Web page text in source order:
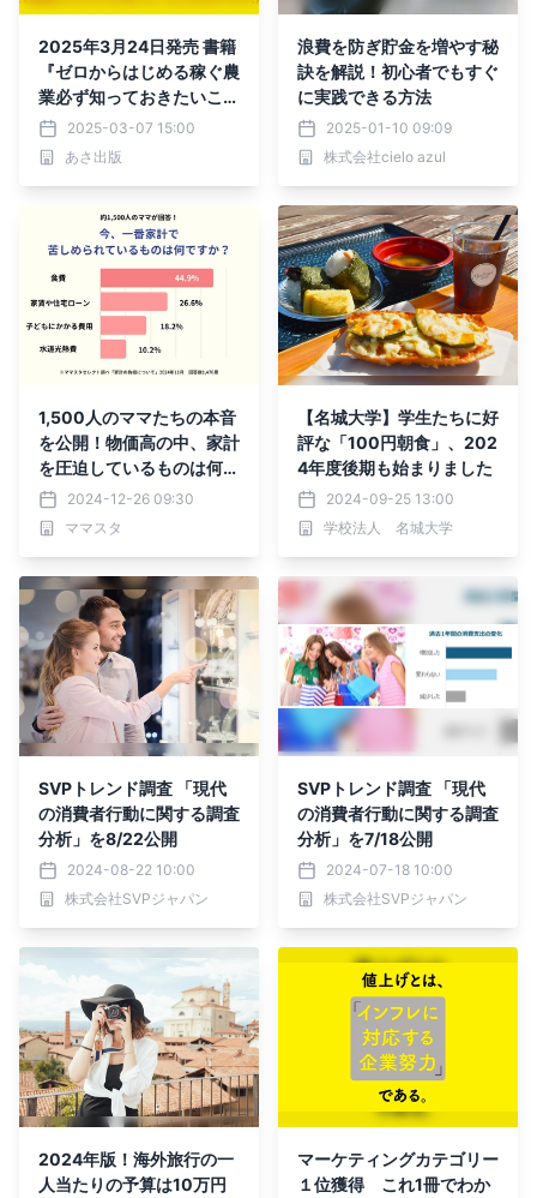
2025年3月24日発売 書籍
『ゼロからはじめる稼ぐ農
業必ず知っておきたいこと
100』発売記念 「はじめ
に」先行公開
2025-03-07 15:00
あさ出版
浪費を防ぎ貯金を増やす秘
訣を解説！初心者でもすぐ
に実践できる方法
2025-01-10 09:09
株式会社cielo azul
1,500人のママたちの本音
を公開！物価高の中、家計
を圧迫しているものは何？
【ママスタアンケート】
2024-12-26 09:30
ママスタ
【名城大学】学生たちに好
評な「100円朝食」、202
4年度後期も始まりました
2024-09-25 13:00
学校法人 名城大学
SVPトレンド調査 「現代
の消費者行動に関する調査
分析」を8/22公開
2024-08-22 10:00
株式会社SVPジャパン
SVPトレンド調査 「現代
の消費者行動に関する調査
分析」を7/18公開
2024-07-18 10:00
株式会社SVPジャパン
2024年版！海外旅行の一
人当たりの予算は10万円
マーケティングカテゴリー
１位獲得 これ1冊でわか